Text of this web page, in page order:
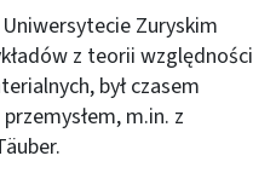
Zuryskim
z teorii względności
był czasem
m.in. z